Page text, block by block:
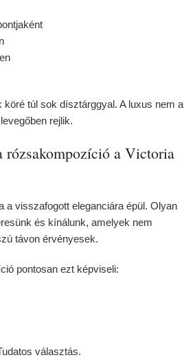
köré túl sok dísztárggyal. A luxus nem a
rejlik.
a Victoria
a visszafogott eleganciára épül. Olyan
és kínálunk, amelyek nem
távon érvényesek.
pontosan ezt képviseli:
választás.